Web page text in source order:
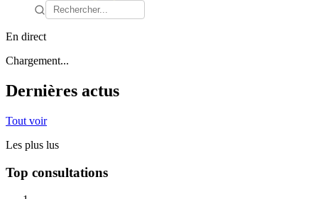
En direct
Chargement...
Dernières actus
Tout voir
Les plus lus
Top consultations